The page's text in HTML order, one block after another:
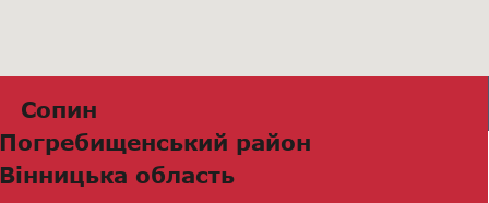
Сопин
Погребищенський район
Вінницька область